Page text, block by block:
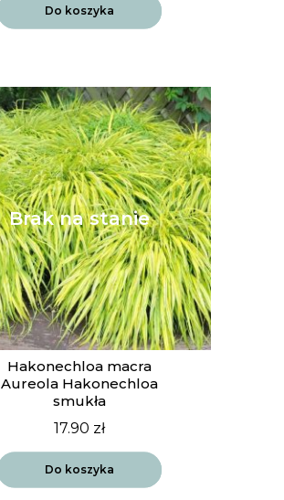
Do koszyka
Hakonechloa macra
Aureola Hakonechloa
smukła
17.90 zł
Do koszyka